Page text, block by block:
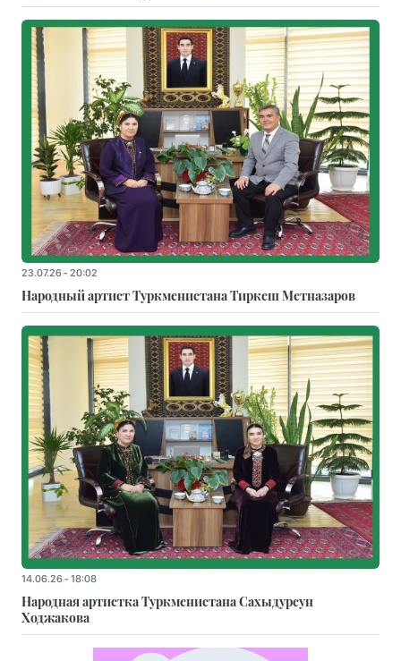
23.07.26 - 20:02
Народный артист Туркменистана Тиркеш Мeтназаров
14.06.26 - 18:08
Народная артистка Туркменистана Сахыдурсун
Ходжакова